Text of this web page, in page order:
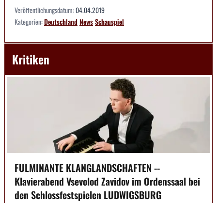
Veröffentlichungsdatum:04.04.2019
Kategorien:DeutschlandNewsSchauspiel
Kritiken
FULMINANTE KLANGLANDSCHAFTEN --
Klavierabend Vsevolod Zavidov im Ordenssaal bei
den Schlossfestspielen LUDWIGSBURG